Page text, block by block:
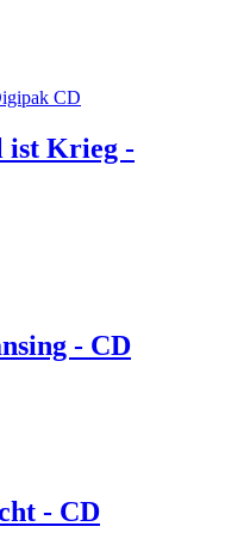
ist Krieg -
- CD
- CD